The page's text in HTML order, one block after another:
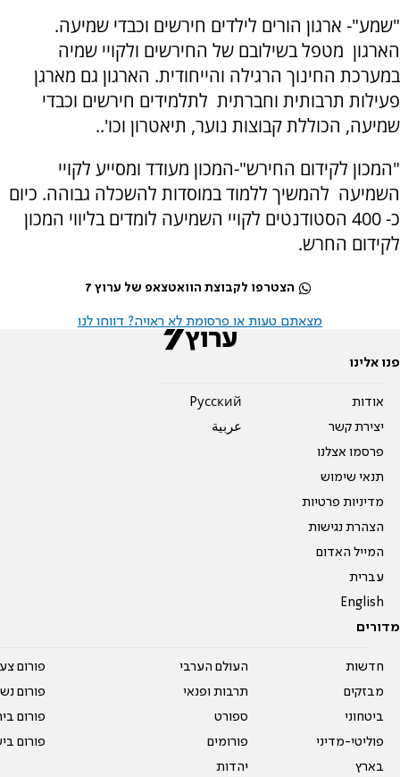
"שמע"- ארגון הורים לילדים חירשים וכבדי שמיעה.
הארגון מטפל בשילובם של החירשים ולקויי שמיה
במערכת החינוך הרגילה והייחודית. הארגון גם מארגן
פעילות תרבותית וחברתית לתלמידים חירשים וכבדי
שמיעה, הכוללת קבוצות נוער, תיאטרון וכו'..
"המכון לקידום החירש"-המכון מעודד ומסייע לקויי
השמיעה להמשיך ללמוד במוסדות להשכלה גבוהה. כיום
כ- 400 הסטודנטים לקויי השמיעה לומדים בליווי המכון
לקידום החרש.
הצטרפו לקבוצת הוואטצאפ של ערוץ 7
מצאתם טעות או פרסומת לא ראויה? דווחו לנו
פנו אלינו
אודות
יצירת קשר
פרסמו אצלנו
תנאי שימוש
מדיניות פרטיות
הצהרת נגישות
המייל האדום
עברית
English
Pусский
عربية
מדורים
חדשות
מבזקים
ביטחוני
פוליטי-מדיני
בארץ
העולם הערבי
תרבות ופנאי
ספורט
פורומים
יהדות
פורום
פורום
פורום
פורום